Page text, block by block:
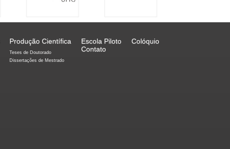
Produção Científica
Teses de Doutorado
Dissertações de Mestrado
Escola Piloto
Colóquio
Contato